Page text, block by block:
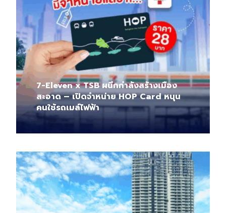
7-Eleven x TSB ผนึกกำลังสร้างเมือง
สะอาด – เปิดจำหน่าย HOP Card หนุน
คนใช้รถเมล์ไฟฟ้า